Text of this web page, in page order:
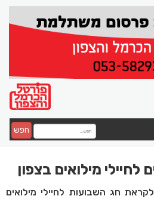
חפש
מילואים בצפון
חג השבועות לחיילי מילואים